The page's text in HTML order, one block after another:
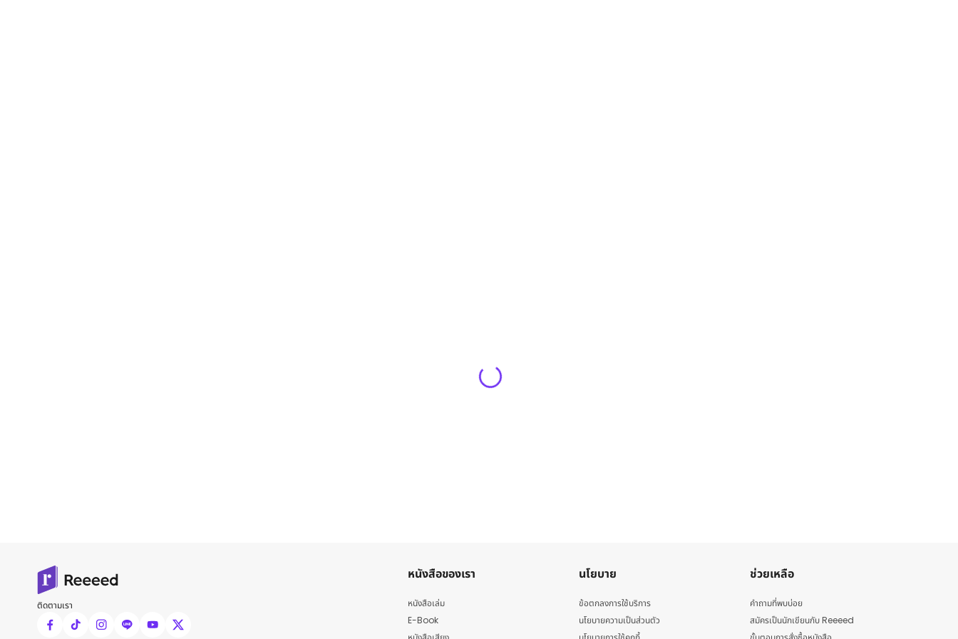
ติดตามเรา
หนังสือของเรา
หนังสือเล่ม
E-Book
นโยบาย
ข้อตกลงการใช้บริการ
นโยบายความเป็นส่วนตัว
ช่วยเหลือ
คำถามที่พบบ่อย
สมัครเป็นนักเขียนกับ Reeeed